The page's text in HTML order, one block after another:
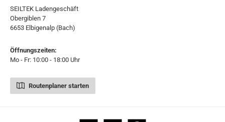
SEILTEK Ladengeschäft
Obergiblen 7
6653 Elbigenalp (Bach)
Öffnungszeiten:
Mo - Fr: 10:00 - 18:00 Uhr
Routenplaner starten